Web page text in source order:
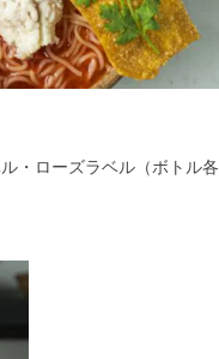
・ローズラベル（ボトル各